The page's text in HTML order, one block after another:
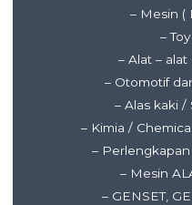
– Mesin (
–
– Alat – alat
– Otomotif
– Alas kaki /
– Kimia /
–
– Mesin
– GENSET,